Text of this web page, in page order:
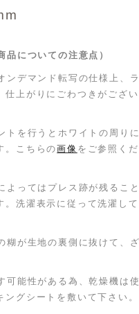
品についての注意点）
ンデマンド転写の仕様上、
仕上がりにごわつきがござ
トを行うとホワイトの周り
。こちらの画像 をご参照く
よってはプレス跡が残るこ
。洗濯表示に従って洗濯し
糊が生地の裏側に抜けて、
可能性がある為、乾燥機は
グシートを敷いて下さい。